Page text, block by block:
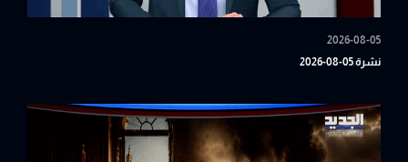
2026-08-05
نشرة 05-08-2026